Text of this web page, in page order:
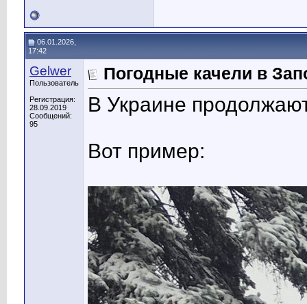
06.01.2026,
17:42
Gelwer
Пользователь
Регистрация:
28.09.2019
Сообщений:
95
Погодные качели в
В Украине
Вот пример: